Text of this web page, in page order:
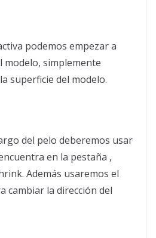
podemos empezar a
modelo, simplemente
superficie del modelo.
del pelo deberemos usar
en la pestaña ,
Además usaremos el
cambiar la dirección del